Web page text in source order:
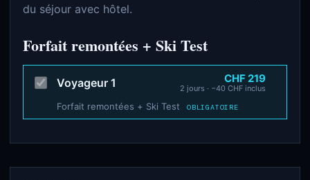
du séjour avec hôtel.
Forfait remontées + Ski Test
Voyageur 1
Forfait remontées + Ski Test OBLIGATOIRE
CHF 219
2 jours · −40 CHF inclus